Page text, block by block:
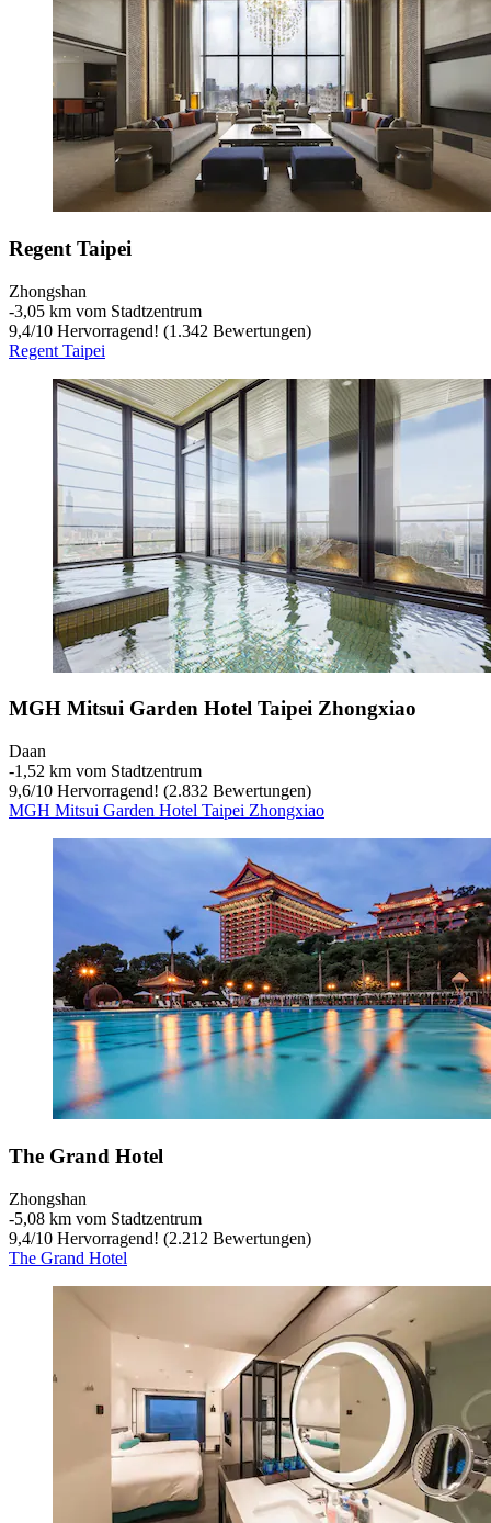
Regent Taipei
Zhongshan
‐3,05 km vom Stadtzentrum
9,4/10 Hervorragend! (1.342 Bewertungen)
Regent Taipei
MGH Mitsui Garden Hotel Taipei Zhongxiao
Daan
‐1,52 km vom Stadtzentrum
9,6/10 Hervorragend! (2.832 Bewertungen)
MGH Mitsui Garden Hotel Taipei Zhongxiao
The Grand Hotel
Zhongshan
‐5,08 km vom Stadtzentrum
9,4/10 Hervorragend! (2.212 Bewertungen)
The Grand Hotel